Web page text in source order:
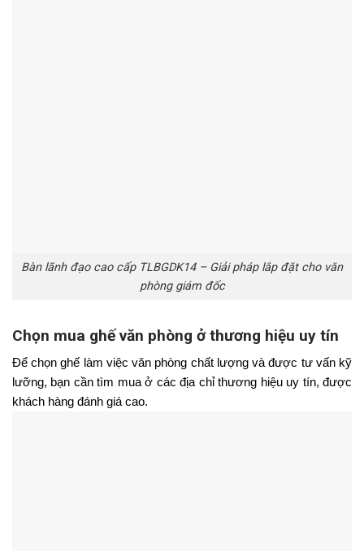
Bàn lãnh đạo cao cấp TLBGDK14 – Giải pháp lắp đặt cho văn
phòng giám đốc
Chọn mua ghế văn phòng ở thương hiệu uy tín
Để chọn ghế làm việc văn phòng chất lượng và được tư vấn kỹ
lưỡng, bạn cần tìm mua ở các địa chỉ thương hiệu uy tín, được
khách hàng đánh giá cao.